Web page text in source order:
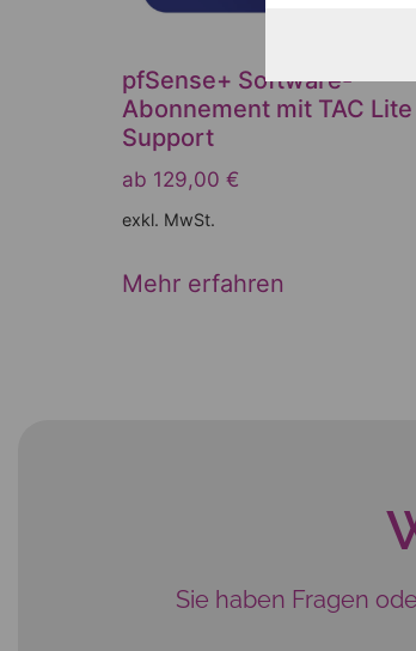
pfSense+ Software-
Abonnement mit TAC Lite
Support
ab 129,00 €
exkl. MwSt.
Mehr erfahren
Sie haben Fragen